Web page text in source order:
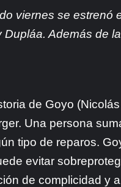
viernes se estrenó
Dupláa. Además de
de Goyo
Una persona
tipo de reparos.
evitar
de complicidad y